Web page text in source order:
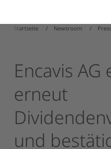
Startseite Newsroom
Encavis AG
erneut
und